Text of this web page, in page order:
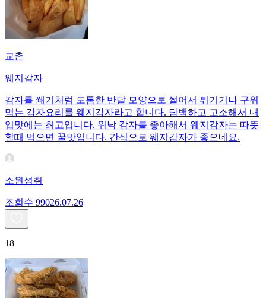
교촌
웨지감자
감자를 쐐기처럼 도톰한 반달 모양으로 썰어서 튀기거나 구워
먹는 감자요리를 웨지감자라고 합니다. 담백하고 고소해서 내
입맛에는 최고입니다. 워낙 감자를 좋아해서 웨지감자는 따뜻
할때 먹으면 꿀맛입니다. 간식으로 웨지감자가 좋으네요.
소원성취
조회수 99026.07.26
18